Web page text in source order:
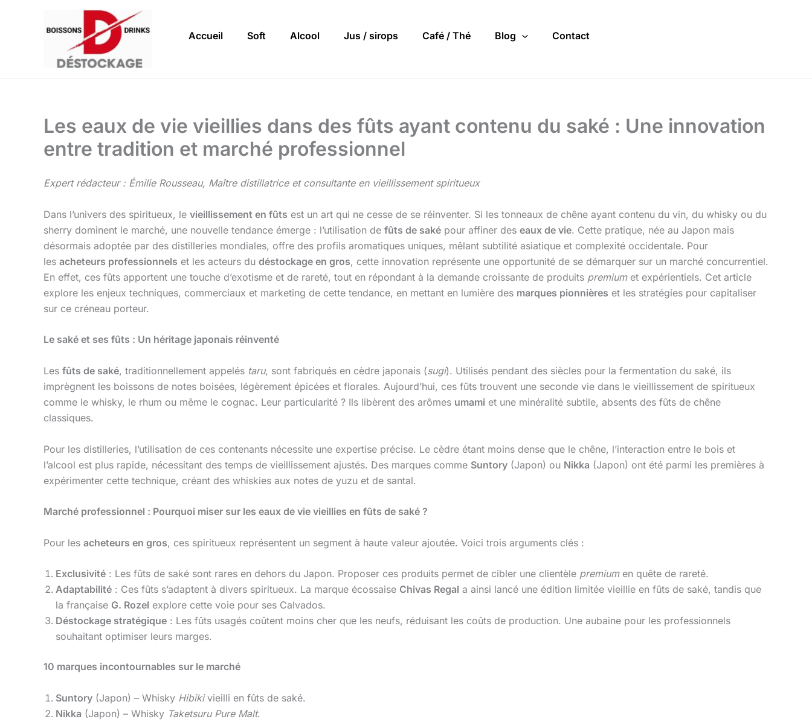
Accueil Soft Alcool Jus / sirops Café / Thé Blog Contact
Les eaux de vie vieillies dans des fûts ayant contenu du saké : Une innovation
entre tradition et marché professionnel
Expert rédacteur : Émilie Rousseau, Maître distillatrice et consultante en vieillissement spiritueux
Dans l’univers des spiritueux, le vieillissement en fûts est un art qui ne cesse de se réinventer. Si les tonneaux de chêne ayant contenu du vin, du whisky ou du
sherry dominent le marché, une nouvelle tendance émerge : l’utilisation de fûts de saké pour affiner des eaux de vie. Cette pratique, née au Japon mais
désormais adoptée par des distilleries mondiales, offre des profils aromatiques uniques, mêlant subtilité asiatique et complexité occidentale. Pour
les acheteurs professionnels et les acteurs du déstockage en gros, cette innovation représente une opportunité de se démarquer sur un marché concurrentiel.
En effet, ces fûts apportent une touche d’exotisme et de rareté, tout en répondant à la demande croissante de produits premiumet expérientiels. Cet article
explore les enjeux techniques, commerciaux et marketing de cette tendance, en mettant en lumière des marques pionnières et les stratégies pour capitaliser
sur ce créneau porteur.
Le saké et ses fûts : Un héritage japonais réinventé
Les fûts de saké, traditionnellement appelés taru, sont fabriqués en cèdre japonais (sugi). Utilisés pendant des siècles pour la fermentation du saké, ils
imprègnent les boissons de notes boisées, légèrement épicées et florales. Aujourd’hui, ces fûts trouvent une seconde vie dans le vieillissement de spiritueux
comme le whisky, le rhum ou même le cognac. Leur particularité ? Ils libèrent des arômes umami et une minéralité subtile, absents des fûts de chêne
classiques.
Pour les distilleries, l’utilisation de ces contenants nécessite une expertise précise. Le cèdre étant moins dense que le chêne, l’interaction entre le bois et
l’alcool est plus rapide, nécessitant des temps de vieillissement ajustés. Des marques comme Suntory (Japon) ou Nikka (Japon) ont été parmi les premières à
expérimenter cette technique, créant des whiskies aux notes de yuzu et de santal.
Marché professionnel : Pourquoi miser sur les eaux de vie vieillies en fûts de saké ?
Pour les acheteurs en gros, ces spiritueux représentent un segment à haute valeur ajoutée. Voici trois arguments clés :
Exclusivité : Les fûts de saké sont rares en dehors du Japon. Proposer ces produits permet de cibler une clientèle premiumen quête de rareté.
Adaptabilité : Ces fûts s’adaptent à divers spiritueux. La marque écossaise Chivas Regal a ainsi lancé une édition limitée vieillie en fûts de saké, tandis que
la française G. Rozel explore cette voie pour ses Calvados.
Déstockage stratégique : Les fûts usagés coûtent moins cher que les neufs, réduisant les coûts de production. Une aubaine pour les professionnels
souhaitant optimiser leurs marges.
10 marques incontournables sur le marché
Suntory (Japon) – Whisky Hibikivieilli en fûts de saké.
Nikka (Japon) – Whisky Taketsuru Pure Malt.